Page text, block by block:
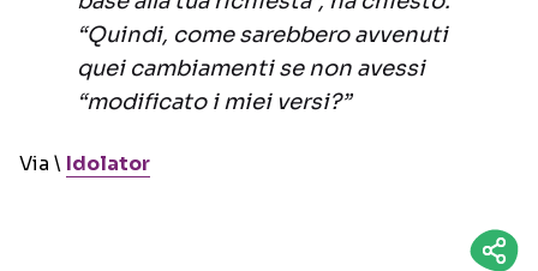
“Quindi, come sarebbero avvenuti
quei cambiamenti se non avessi
“modificato i miei versi?”
Via \ Idolator